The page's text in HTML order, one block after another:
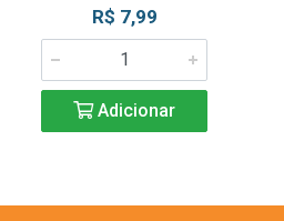
R$ 7,99
Adicionar